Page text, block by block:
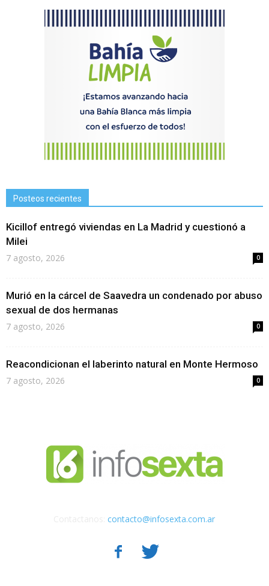
Posteos recientes
Kicillof entregó viviendas en La Madrid y cuestionó a
Milei
7 agosto, 2026 0
Murió en la cárcel de Saavedra un condenado por abuso
sexual de dos hermanas
7 agosto, 2026 0
Reacondicionan el laberinto natural en Monte Hermoso
7 agosto, 2026 0
contacto@infosexta.com.ar